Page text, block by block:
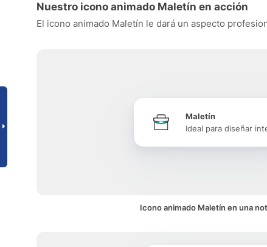
Nuestro icono animado Maletín en acción
El icono animado Maletín le dará un aspecto
Maletín
Ideal para diseñar
Icono animado Maletín en una